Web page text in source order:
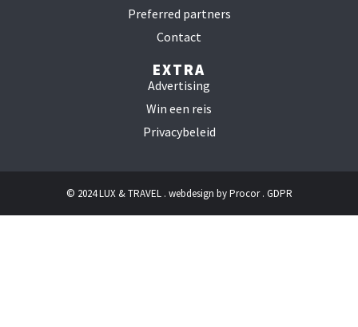
Preferred partners
Contact
EXTRA
Advertising
Win een reis
Privacybeleid
© 2024 LUX & TRAVEL . webdesign byProcor. GDPR